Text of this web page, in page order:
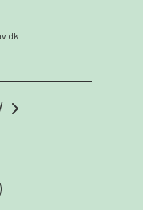
skivetrav
www.instagram.com/